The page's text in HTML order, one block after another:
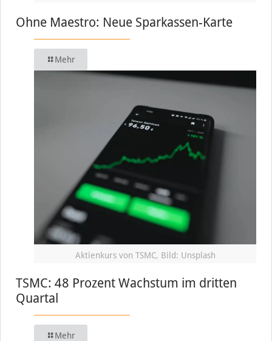
Ohne Maestro: Neue Sparkassen-Karte
Mehr
Aktienkurs von TSMC, Bild: Unsplash
TSMC: 48 Prozent Wachstum im dritten
Quartal
Mehr